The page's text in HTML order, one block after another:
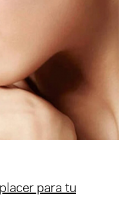
para tu